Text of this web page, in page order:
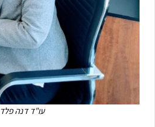
עו"ד דנה פלד